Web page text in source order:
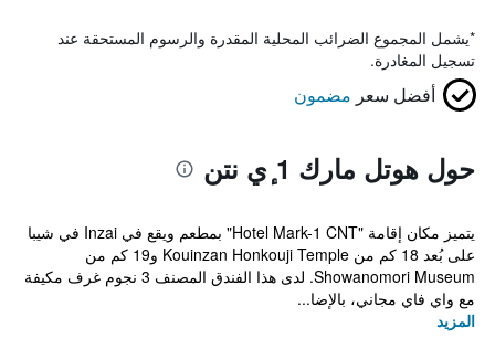
*يشمل المجموع الضرائب المحلية المقدرة والرسوم المستحقة عند
تسجيل المغادرة.
أفضل سعر مضمون
حول هوتل مارك 1 ٕي نتن
يتميز مكان إقامة "Hotel Mark-1 CNT" بمطعم ويقع في Inzai في شيبا
على بُعد 18 كم من Kouinzan Honkouji Temple و19 كم من
Showanomori Museum. لدى هذا الفندق المصنف 3 نجوم غرف مكيفة
مع واي فاي مجاني، بالإضا...
المزيد